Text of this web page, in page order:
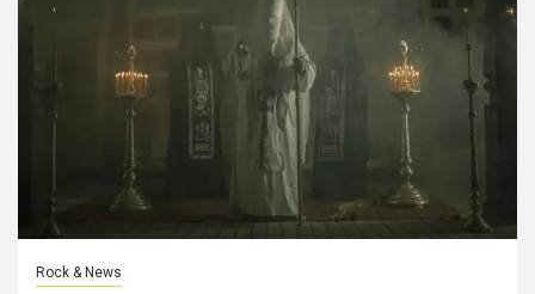
Rock & News